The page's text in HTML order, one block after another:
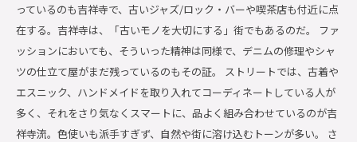
っているのも吉祥寺で、古いジャズ/ロック・バーや喫茶店も付近に点
在する。吉祥寺は、「古いモノを大切にする」街でもあるのだ。 ファ
ッションにおいても、そういった精神は同様で、デニムの修理やシャ
ツの仕立て屋がまだ残っているのもその証。 ストリートでは、古着や
エスニック、ハンドメイドを取り入れてコーディネートしている人が
多く、それをさり気なくスマートに、品よく組み合わせているのが吉
祥寺流。色使いも派手すぎず、自然や街に溶け込むトーンが多い。 さ